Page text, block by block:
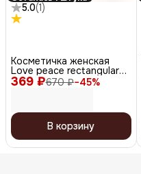
5.0(1)
369 ₽670 ₽−45%
Косметичка женская
Love peace rectangular
стёганая, белый
В корзину